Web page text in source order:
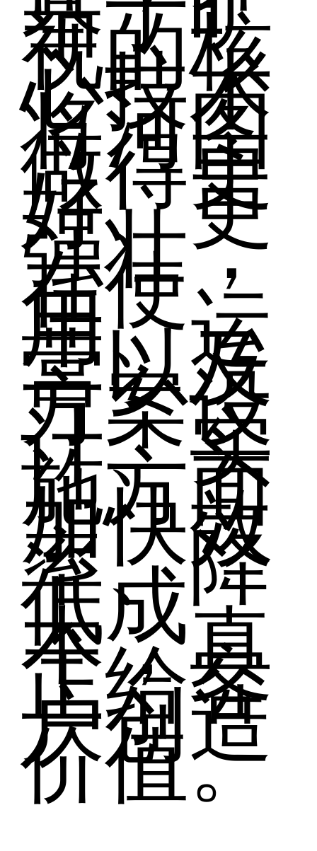
视的核
心技术
将河图
做得更
好、更
强壮，
在使
用、运
营以及
方案设
计、实
施方面
加快效
率、降
低成
本，真
正给客
户创造
价值。